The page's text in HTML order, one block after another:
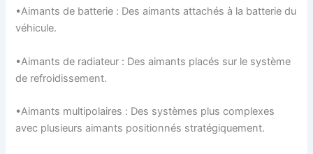
•Aimants de batterie : Des aimants attachés à la batterie du
véhicule.
•Aimants de radiateur : Des aimants placés sur le système
de refroidissement.
•Aimants multipolaires : Des systèmes plus complexes
avec plusieurs aimants positionnés stratégiquement.